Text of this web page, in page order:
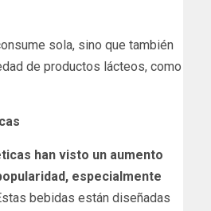
sola, sino que también
de productos lácteos, como
han visto un aumento
especialmente
bebidas están diseñadas